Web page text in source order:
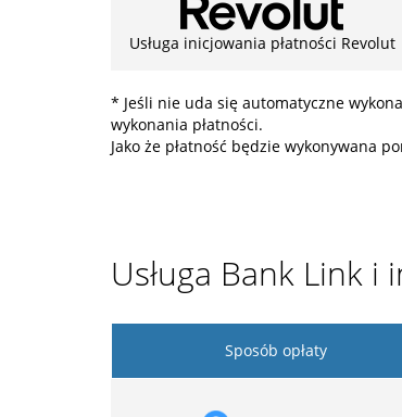
Usługa inicjowania płatności Revolut
* Jeśli nie uda się automatyczne
wykonania płatności.
Jako że płatność będzie wykonywana
Usługa Bank Link i
Sposób opłaty